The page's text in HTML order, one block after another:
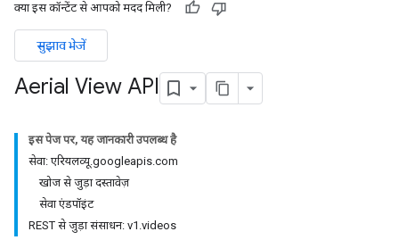
क्या इस कॉन्टेंट से आपको मदद मिली?
सुझाव भेजें
Aerial View API
इस पेज पर, यह जानकारी उपलब्ध है
सेवा: एरियलव्यू.googleapis.com
खोज से जुड़ा दस्तावेज़
सेवा एंडपॉइंट
REST से जुड़ा संसाधन: v1.videos